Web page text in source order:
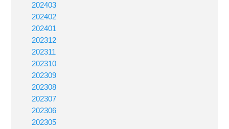
202403
202402
202401
202312
202311
202310
202309
202308
202307
202306
202305